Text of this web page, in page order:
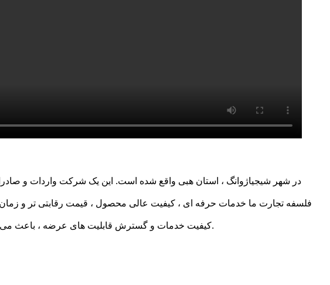
فلسفه تجارت ما خدمات حرفه ای ، کیفیت عالی محصول ، قیمت رقابتی تر و
با افزایش مداوم و به روزرسانی و نوآوری محصولات ما ، همچنین ارتقا quality کیفیت خدمات و گسترش قابلیت های عرضه ، باعث می شود مشتری و بازار بیشتری داشته باشیم.